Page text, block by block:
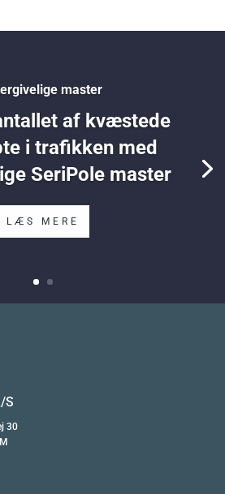
master
af kvæstede
i trafikken med
SeriPole master
LÆS MERE
S
30